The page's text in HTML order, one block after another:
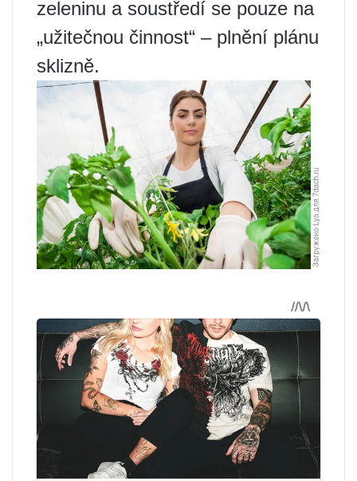
zeleninu a soustředí se pouze na
„užitečnou činnost“ – plnění plánu
sklizně.